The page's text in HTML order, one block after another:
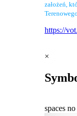
założeń,
https://
×
spaces no